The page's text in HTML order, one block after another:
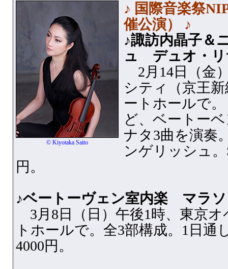
© Kiyotaka Saito
♪ 国際音楽祭
催公演） ♪
♪諏訪内晶子＆
ュ デュオ・リ
2月14日（金
シティ（京王
ートホールで
ど、ベートー
ナタ3曲を演奏
ンゲリッシュ。
円。
♪ベートーヴェン室内楽 マラ
3月8日（日）午後1時、東京
トホールで。全3部構成。1日通
4000円。